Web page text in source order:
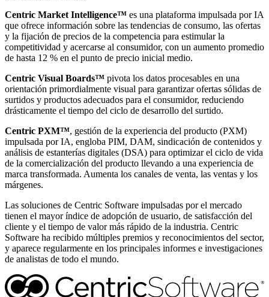
Centric Market Intelligence™ es una plataforma impulsada por IA
que ofrece información sobre las tendencias de consumo, las ofertas
y la fijación de precios de la competencia para estimular la
competitividad y acercarse al consumidor, con un aumento promedio
de hasta 12 % en el punto de precio inicial medio.
Centric Visual Boards™ pivota los datos procesables en una
orientación primordialmente visual para garantizar ofertas sólidas de
surtidos y productos adecuados para el consumidor, reduciendo
drásticamente el tiempo del ciclo de desarrollo del surtido.
Centric PXM™, gestión de la experiencia del producto (PXM)
impulsada por IA, engloba PIM, DAM, sindicación de contenidos y
análisis de estanterías digitales (DSA) para optimizar el ciclo de vida
de la comercialización del producto llevando a una experiencia de
marca transformada. Aumenta los canales de venta, las ventas y los
márgenes.
Las soluciones de Centric Software impulsadas por el mercado
tienen el mayor índice de adopción de usuario, de satisfacción del
cliente y el tiempo de valor más rápido de la industria. Centric
Software ha recibido múltiples premios y reconocimientos del sector,
y aparece regularmente en los principales informes e investigaciones
de analistas de todo el mundo.